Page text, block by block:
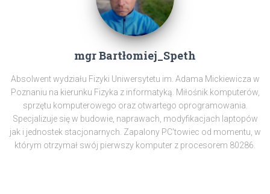
mgr Bartłomiej_Speth
Absolwent wydziału Fizyki Uniwersytetu im. Adama Mickiewicza w
Poznaniu na kierunku Fizyka z informatyką. Miłośnik komputerów,
sprzętu komputerowego oraz otwartego oprogramowania.
Specjalizuje się w budowie, naprawach, modyfikacjach laptopów
jak i jednostek stacjonarnych. Zapalony PC'towiec od momentu, w
którym otrzymał swój pierwszy komputer z procesorem 80286.